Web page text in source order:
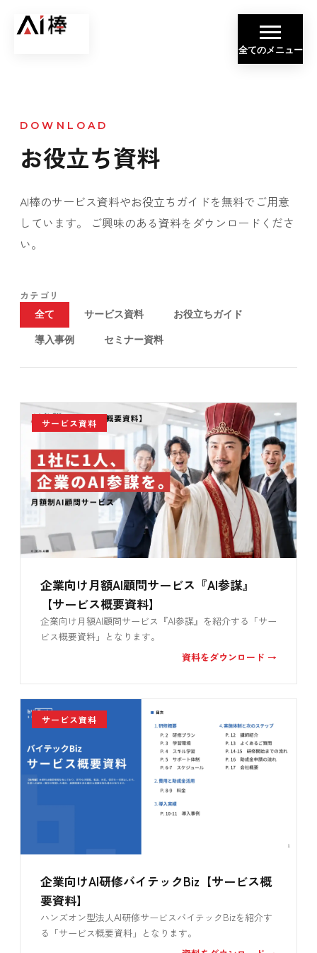
全てのメニュー
DOWNLOAD
お役立ち資料
AI棒のサービス資料やお役立ちガイドを無料でご用意
しています。 ご興味のある資料をダウンロードくださ
い。
カテゴリ
全て サービス資料 お役立ちガイド
導入事例 セミナー資料
サービス資料
企業向け月額AI顧問サービス『AI参謀』
【サービス概要資料】
企業向け月額AI顧問サービス『AI参謀』を紹介する「サー
ビス概要資料」となります。
資料をダウンロード →
サービス資料
企業向けAI研修バイテックBiz【サービス概
要資料】
ハンズオン型法人AI研修サービスバイテックBizを紹介す
る「サービス概要資料」となります。